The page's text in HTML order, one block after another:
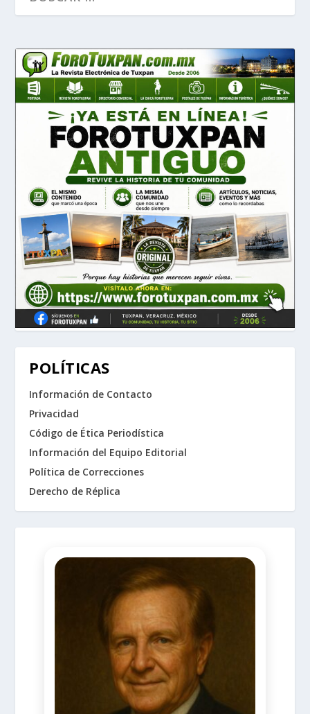
POLÍTICAS
Información de Contacto
Privacidad
Código de Ética Periodística
Información del Equipo Editorial
Política de Correcciones
Derecho de Réplica